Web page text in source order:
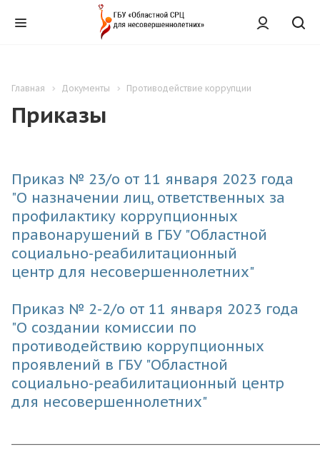
Главная Документы Противодействие коррупции
Приказы
Приказ № 23/о от 11 января 2023 года
"О назначении лиц, ответственных за
профилактику коррупционных
правонарушений в ГБУ "Областной
социально-реабилитационный
центр для несовершеннолетних"
Приказ № 2-2/о от 11 января 2023 года
"О создании комиссии по
противодействию коррупционных
проявлений в ГБУ "Областной
социально-реабилитационный центр
для несовершеннолетних"